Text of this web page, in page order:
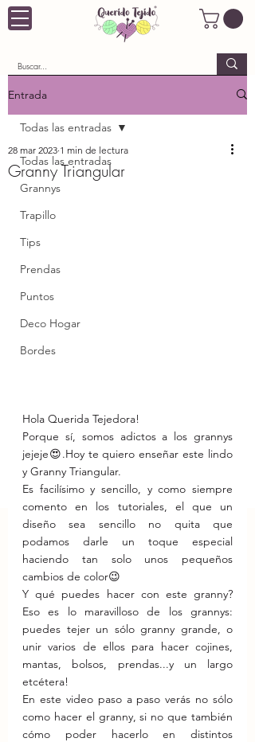
Entrada
Todas las entradas
Grannys
Trapillo
Tips
Prendas
Puntos
Deco Hogar
Bordes
Todas las entradas
Granny Triangular
28 mar 2023 1 min de lectura
Hola Querida Tejedora!
Porque sí, somos adictos a los grannys
jejeje😍.Hoy te quiero enseñar este lindo
y Granny Triangular.
Es facilísimo y sencillo, y como siempre
comento en los tutoriales, el que un
diseño sea sencillo no quita que
podamos darle un toque especial
haciendo tan solo unos pequeños
cambios de color😉
Y qué puedes hacer con este granny?
Eso es lo maravilloso de los grannys:
puedes tejer un sólo granny grande, o
unir varios de ellos para hacer cojines,
mantas, bolsos, prendas...y un largo
etcétera!
En este video paso a paso verás no sólo
como hacer el granny, si no que también
cómo poder hacerlo en distintos